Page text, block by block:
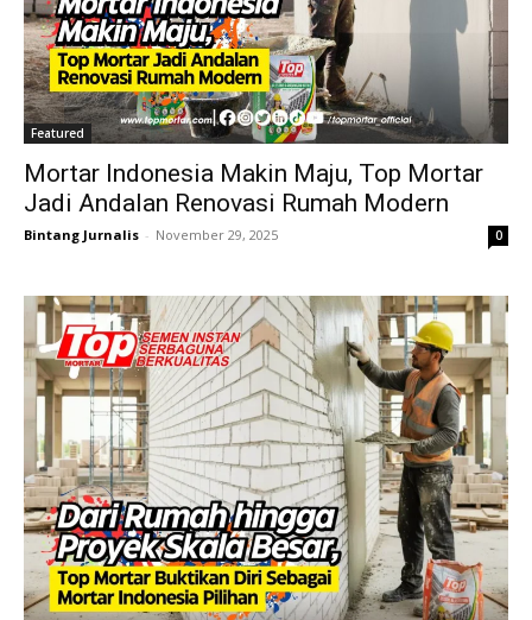
Featured
Mortar Indonesia Makin Maju, Top Mortar
Jadi Andalan Renovasi Rumah Modern
Bintang Jurnalis - November 29, 2025 0